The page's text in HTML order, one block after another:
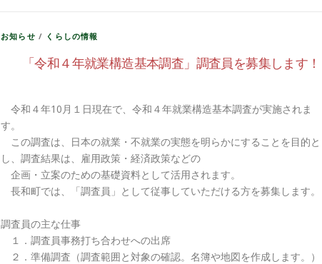
お知らせ / くらしの情報
「令和４年就業構造基本調査」調査員を募集します！
令和４年10月１日現在で、令和４年就業構造基本調査が実施されま
す。
この調査は、日本の就業・不就業の実態を明らかにすることを目的と
し、調査結果は、雇用政策・経済政策などの
企画・立案のための基礎資料として活用されます。
長和町では、「調査員」として従事していただける方を募集します。
調査員の主な仕事
１．調査員事務打ち合わせへの出席
２．準備調査（調査範囲と対象の確認。名簿や地図を作成します。）